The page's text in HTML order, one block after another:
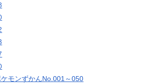
モンずかんNo.001～050